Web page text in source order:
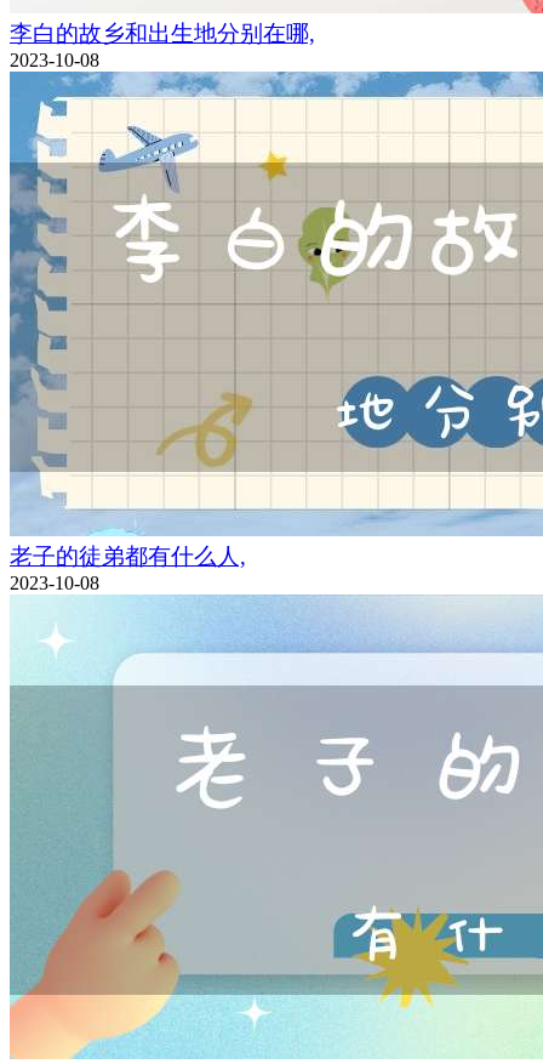
李白的故乡和出生地分别在哪,
2023-10-08
老子的徒弟都有什么人,
2023-10-08